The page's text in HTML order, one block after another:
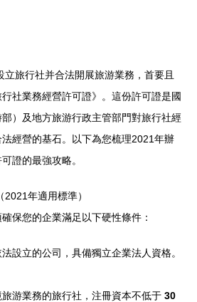
旅行社并合法開展旅游業務，首要且
社業務經營許可證》。這份許可證是國
）及地方旅游行政主管部門對旅行社經
經營的基石。以下為您梳理2021年辦
證的最強攻略。
年適用標準）
保您的企業滿足以下硬性條件：
法設立的公司，具備獨立企業法人資格。
游業務的旅行社，注冊資本不低于 30